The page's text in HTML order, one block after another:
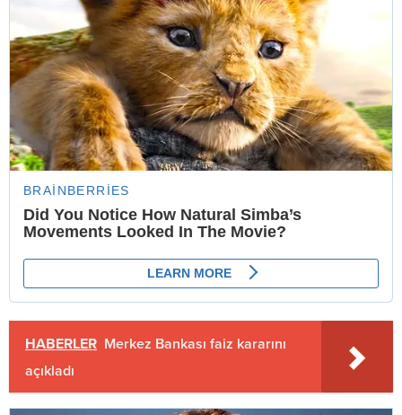
HABERLER Merkez Bankası faiz kararını
açıkladı